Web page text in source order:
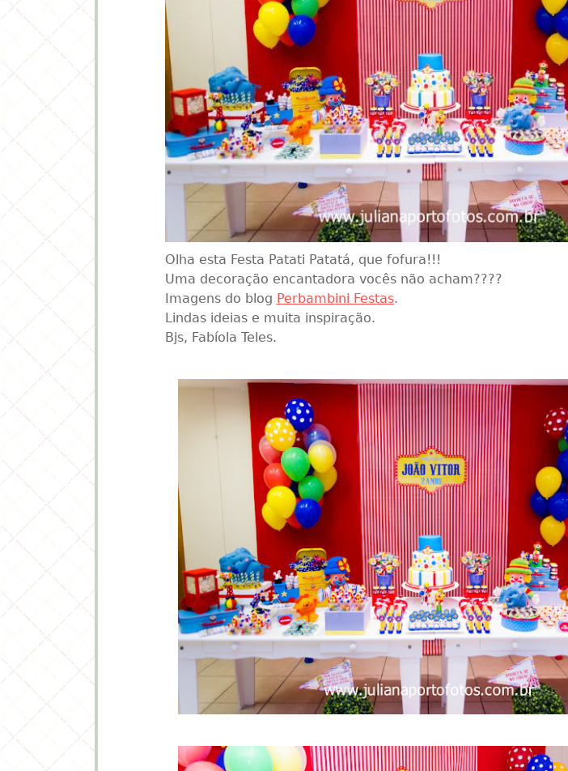
Olha esta Festa Patati Patatá, que fofura!!!
Lindas ideias e muita inspiração.
Bjs, Fabíola Teles.